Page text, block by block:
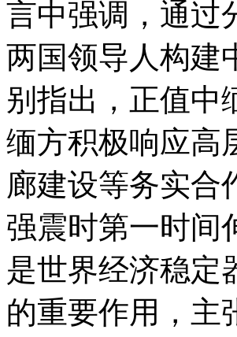
言中强调，通过
两国领导人构建
别指出，正值中
缅方积极响应高
廊建设等务实合
强震时第一时间
是世界经济稳定
的重要作用，主